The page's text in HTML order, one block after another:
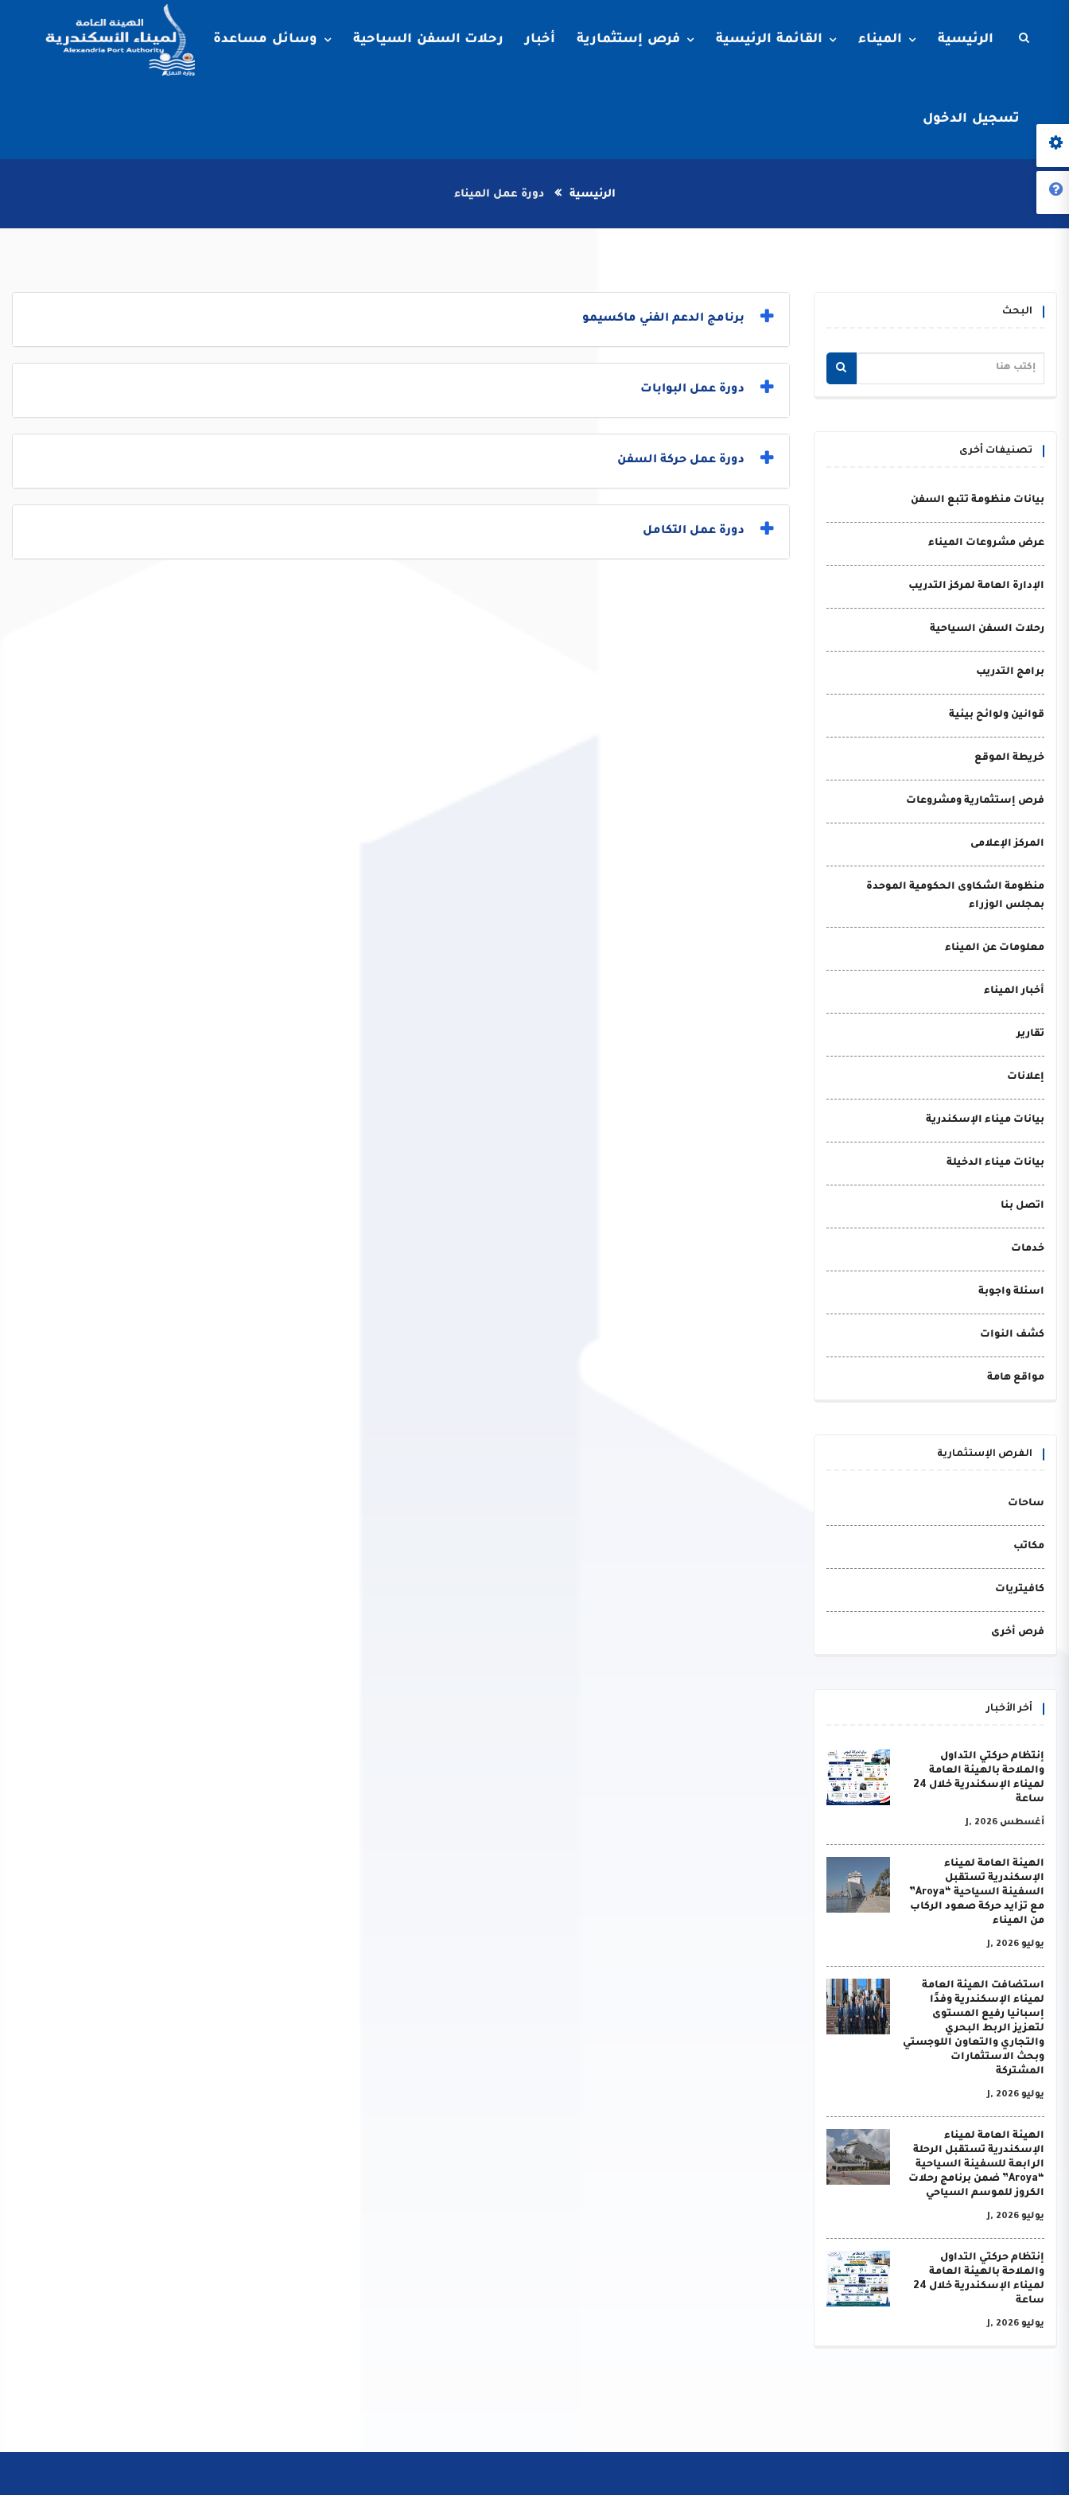
الرئيسية الميناء القائمة الرئيسية فرص إستثمارية أخبار رحلات السفن السياحية وسائل مساعدة
تسجيل الدخول
الرئيسية دورة عمل الميناء
البحث
تصنيفات أخرى
بيانات منظومة تتبع السفن
عرض مشروعات الميناء
الإدارة العامة لمركز التدريب
رحلات السفن السياحية
برامج التدريب
قوانين ولوائح بيئية
خريطة الموقع
فرص إستثمارية ومشروعات
المركز الإعلامى
منظومة الشكاوى الحكومية الموحدة
بمجلس الوزراء
معلومات عن الميناء
أخبار الميناء
تقارير
إعلانات
بيانات ميناء الإسكندرية
بيانات ميناء الدخيلة
اتصل بنا
خدمات
اسئلة واجوبة
كشف النوات
مواقع هامة
الفرص الإستثمارية
ساحات
مكاتب
كافيتريات
فرص أخرى
أخر الأخبار
إنتظام حركتي التداول
والملاحة بالهيئة العامة
لميناء الإسكندرية خلال 24
ساعة
أغسطس J, 2026
الهيئة العامة لميناء
الإسكندرية تستقبل
السفينة السياحية “Aroya”
مع تزايد حركة صعود الركاب
من الميناء
يوليو J, 2026
استضافت الهيئة العامة
لميناء الإسكندرية وفدًا
إسبانيا رفيع المستوى
لتعزيز الربط البحري
والتجاري والتعاون اللوجستي
وبحث الاستثمارات
المشتركة
يوليو J, 2026
الهيئة العامة لميناء
الإسكندرية تستقبل الرحلة
الرابعة للسفينة السياحية
“Aroya” ضمن برنامج رحلات
الكروز للموسم السياحي
يوليو J, 2026
إنتظام حركتي التداول
والملاحة بالهيئة العامة
لميناء الإسكندرية خلال 24
ساعة
يوليو J, 2026
برنامج الدعم الفني ماكسيمو
دورة عمل البوابات
دورة عمل حركة السفن
دورة عمل التكامل